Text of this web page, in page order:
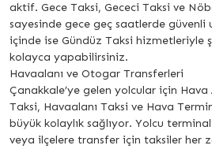
aktif. Gece Taksi, Gececi Taksi ve
sayesinde gece geç saatlerde güvenli
içinde ise Gündüz Taksi hizmetleriyle
kolayca yapabilirsiniz.
Havaalanı ve Otogar Transferleri
Çanakkale’ye gelen yolcular için Hava
Taksi, Havaalanı Taksi ve Hava
büyük kolaylık sağlıyor. Yolcu
veya ilçelere transfer için taksiler her